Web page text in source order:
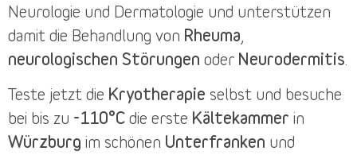
Neurologie und Dermatologie und unterstützen
damit die Behandlung von Rheuma
neurologischen Störungen oder Neurodermitis
Teste jetzt die Kryotherapie selbst und besuche
bei bis zu -110°C die erste Kältekammer in
Würzburg im schönen Unterfranken und